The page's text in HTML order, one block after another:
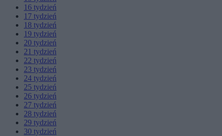
16 tydzień
17 tydzień
18 tydzień
19 tydzień
20 tydzień
21 tydzień
22 tydzień
23 tydzień
24 tydzień
25 tydzień
26 tydzień
27 tydzień
28 tydzień
29 tydzień
30 tydzień